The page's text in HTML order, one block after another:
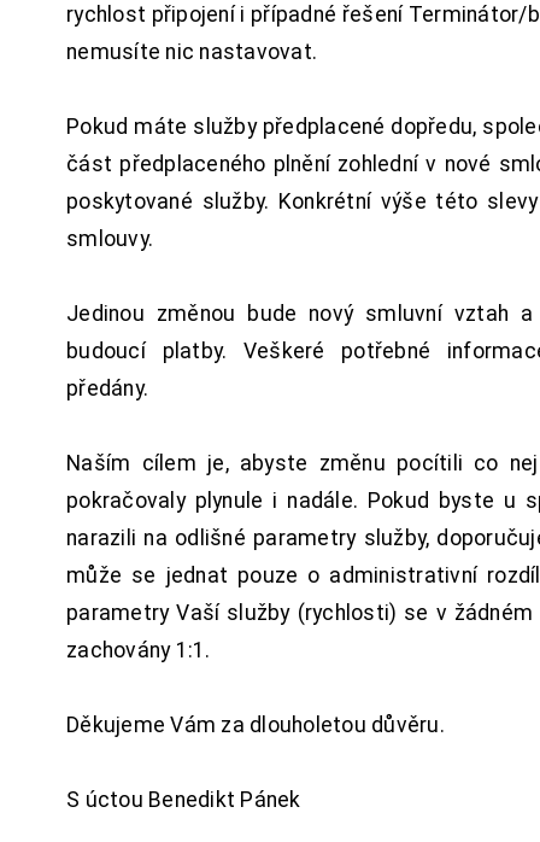
rychlost připojení i případné řešení Terminátor/
nemusíte nic nastavovat.
Pokud máte služby předplacené dopředu,
část předplaceného plnění zohlední v nové
poskytované služby. Konkrétní výše této
smlouvy.
Jedinou změnou bude nový smluvní vztah
budoucí platby. Veškeré potřebné
předány.
Naším cílem je, abyste změnu pocítili co
pokračovaly plynule i nadále. Pokud byste u
narazili na odlišné parametry služby,
může se jednat pouze o administrativní
parametry Vaší služby (rychlosti) se v
zachovány 1:1.
Děkujeme Vám za dlouholetou důvěru.
S úctou Benedikt Pánek